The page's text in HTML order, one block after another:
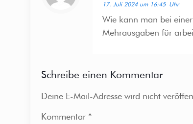
17. Juli 2024 um 16:45 Uhr
Wie kann man bei
Mehrausgaben für
Schreibe einen Kommentar
Deine E-Mail-Adresse wird nicht
Kommentar *